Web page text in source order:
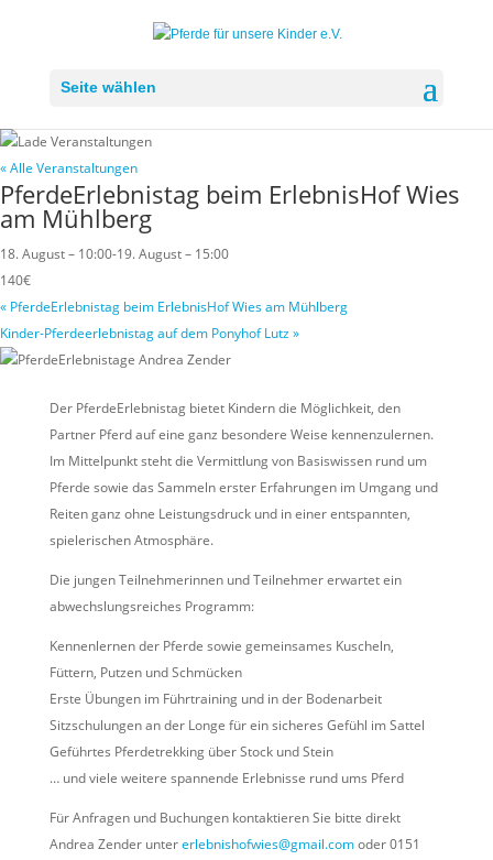
Seite wählen
« Alle Veranstaltungen
PferdeErlebnistag beim ErlebnisHof Wies
am Mühlberg
18. August – 10:00-19. August – 15:00
140€
« PferdeErlebnistag beim ErlebnisHof Wies am Mühlberg
Kinder-Pferdeerlebnistag auf dem Ponyhof Lutz»
Der PferdeErlebnistag bietet Kindern die Möglichkeit, den
Partner Pferd auf eine ganz besondere Weise kennenzulernen.
Im Mittelpunkt steht die Vermittlung von Basiswissen rund um
Pferde sowie das Sammeln erster Erfahrungen im Umgang und
Reiten ganz ohne Leistungsdruck und in einer entspannten,
spielerischen Atmosphäre.
Die jungen Teilnehmerinnen und Teilnehmer erwartet ein
abwechslungsreiches Programm:
Kennenlernen der Pferde sowie gemeinsames Kuscheln,
Füttern, Putzen und Schmücken
Erste Übungen im Führtraining und in der Bodenarbeit
Sitzschulungen an der Longe für ein sicheres Gefühl im Sattel
Geführtes Pferdetrekking über Stock und Stein
… und viele weitere spannende Erlebnisse rund ums Pferd
Für Anfragen und Buchungen kontaktieren Sie bitte direkt
Andrea Zender untererlebnishofwies@gmail.comoder 0151